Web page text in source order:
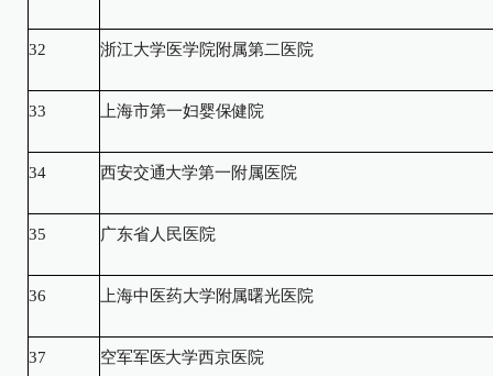
32 浙江大学医学院附属第二医院
33 上海市第一妇婴保健院
34 西安交通大学第一附属医院
35 广东省人民医院
36 上海中医药大学附属曙光医院
37 空军军医大学西京医院